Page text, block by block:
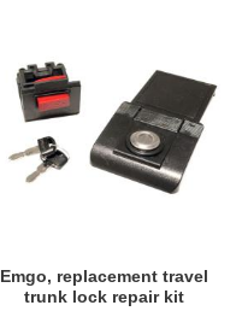
Emgo, replacement travel
trunk lock repair kit